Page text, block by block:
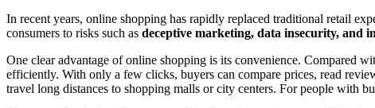
In recent years, online shopping has rapidly replaced traditional retail
consumers to risks such as deceptive marketing, data insecurity, and
One clear advantage of online shopping is its convenience. Compared
efficiently. With only a few clicks, buyers can compare prices, read
travel long distances to shopping malls or city centers. For people with